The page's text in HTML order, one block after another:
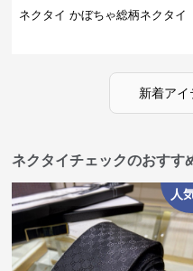
ネクタイ かぼちゃ総柄ネクタイ
新着ア
ネクタイチェックのおすす
人